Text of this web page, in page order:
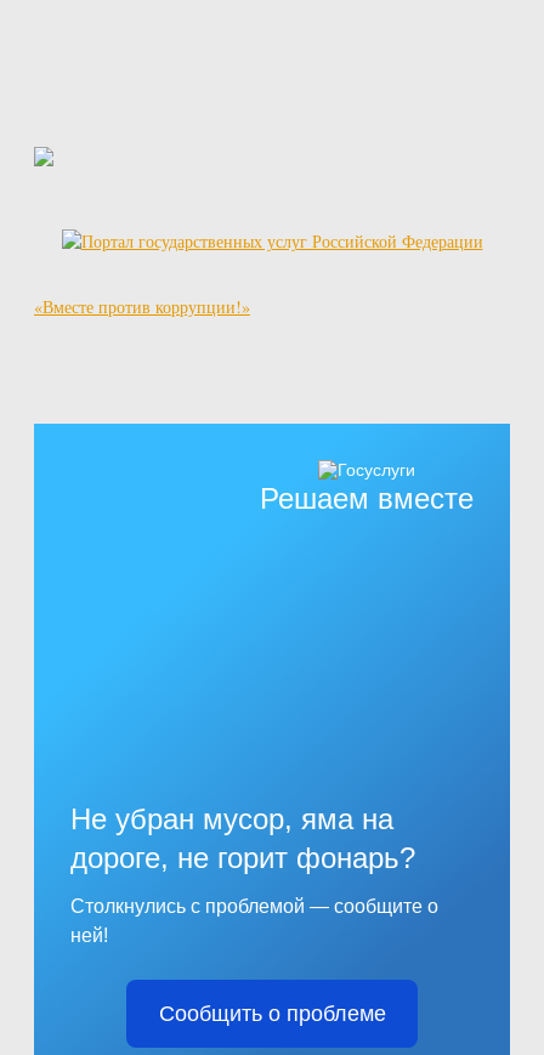
«Вместе против коррупции!»
Решаем вместе
Не убран мусор, яма на
дороге, не горит фонарь?
Столкнулись с проблемой — сообщите о
ней!
Сообщить о проблеме